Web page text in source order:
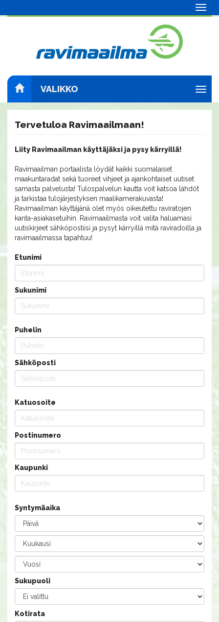
VALIKKO
Tervetuloa Ravimaailmaan!
Liity Ravimaailman käyttäjäksi ja pysy kärryillä!
Ravimaailman portaalista löydät kaikki suomalaiset
maakuntaradat sekä tuoreet vihjeet ja ajankohtaiset uutiset
samasta palvelusta! Tulospalvelun kautta voit katsoa lähdöt
ja tarkistaa tulojärjestyksen maalikamerakuvasta!
Ravimaailman käyttäjänä olet myös oikeutettu raviratojen
kanta-asiakasetuihin. Ravimaailmasta voit valita haluamasi
uutiskirjeet sähköpostiisi ja pysyt kärryillä mitä raviradoilla ja
ravimaailmassa tapahtuu!
Etunimi
Sukunimi
Puhelin
Sähköposti
Katuosoite
Postinumero
Kaupunki
Syntymäaika
Sukupuoli
Kotirata